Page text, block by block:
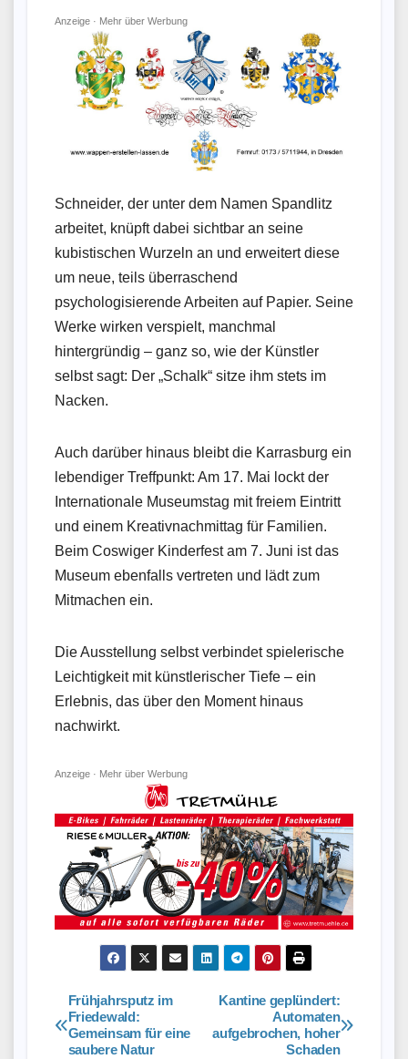
Anzeige · Mehr über Werbung
Schneider, der unter dem Namen Spandlitz
arbeitet, knüpft dabei sichtbar an seine
kubistischen Wurzeln an und erweitert diese
um neue, teils überraschend
psychologisierende Arbeiten auf Papier. Seine
Werke wirken verspielt, manchmal
hintergründig – ganz so, wie der Künstler
selbst sagt: Der „Schalk“ sitze ihm stets im
Nacken.
Auch darüber hinaus bleibt die Karrasburg ein
lebendiger Treffpunkt: Am 17. Mai lockt der
Internationale Museumstag mit freiem Eintritt
und einem Kreativnachmittag für Familien.
Beim Coswiger Kinderfest am 7. Juni ist das
Museum ebenfalls vertreten und lädt zum
Mitmachen ein.
Die Ausstellung selbst verbindet spielerische
Leichtigkeit mit künstlerischer Tiefe – ein
Erlebnis, das über den Moment hinaus
nachwirkt.
Anzeige · Mehr über Werbung
Beitragsnavigation
Kantine geplündert:
Automaten
aufgebrochen, hoher
Schaden
Frühjahrsputz im
Friedewald:
Gemeinsam für eine
saubere Natur